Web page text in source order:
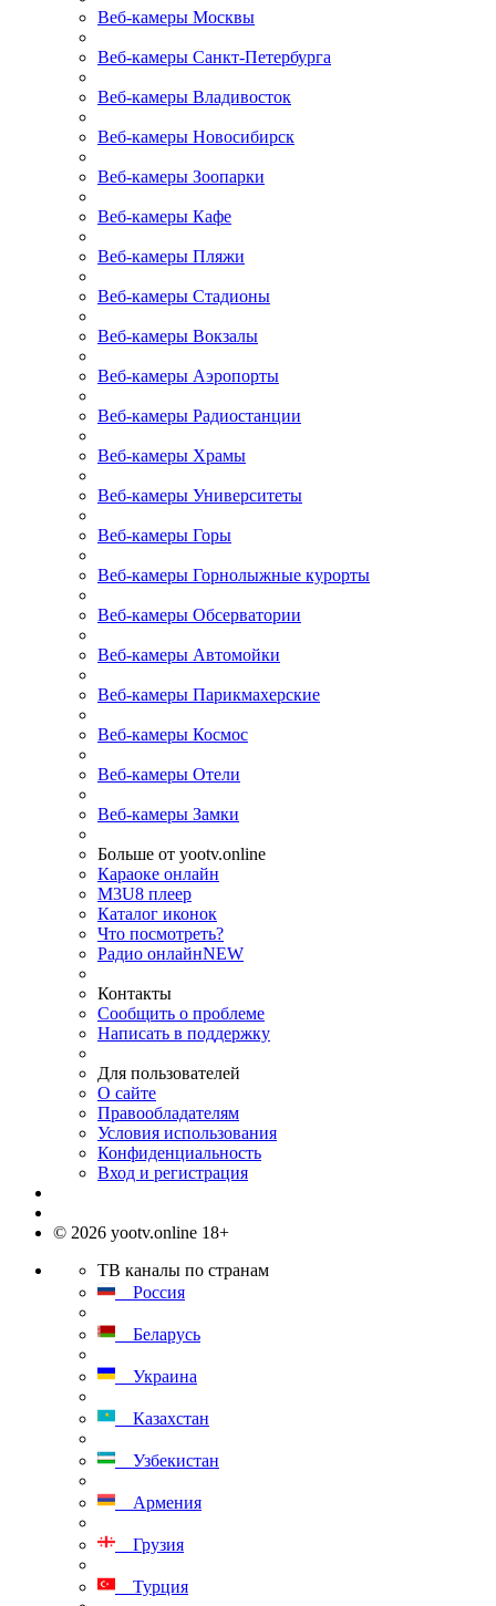
Веб-камеры Москвы
Веб-камеры Санкт-Петербурга
Веб-камеры Владивосток
Веб-камеры Новосибирск
Веб-камеры Зоопарки
Веб-камеры Кафе
Веб-камеры Пляжи
Веб-камеры Стадионы
Веб-камеры Вокзалы
Веб-камеры Аэропорты
Веб-камеры Радиостанции
Веб-камеры Храмы
Веб-камеры Университеты
Веб-камеры Горы
Веб-камеры Горнолыжные курорты
Веб-камеры Обсерватории
Веб-камеры Автомойки
Веб-камеры Парикмахерские
Веб-камеры Космос
Веб-камеры Отели
Веб-камеры Замки
Больше от yootv.online
Караоке онлайн
M3U8 плеер
Каталог иконок
Что посмотреть?
Радио онлайнNEW
Контакты
Сообщить о проблеме
Написать в поддержку
Для пользователей
О сайте
Правообладателям
Условия использования
Конфиденциальность
Вход и регистрация
© 2026 yootv.online 18+
ТВ каналы по странам
Россия
Беларусь
Украина
Казахстан
Узбекистан
Армения
Грузия
Турция